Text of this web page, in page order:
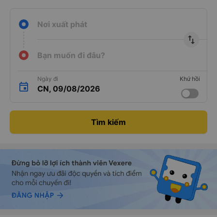
Nơi xuất phát
import_export
Bạn muốn đi đâu?
Ngày đi
CN, 09/08/2026
Khứ hồi
Tìm kiếm